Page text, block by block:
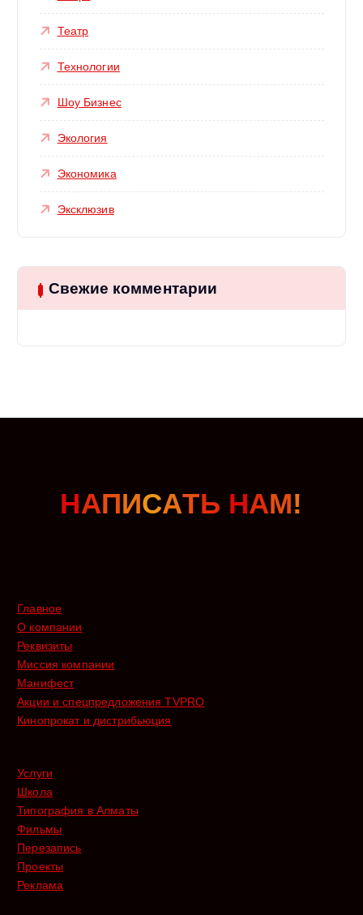
Театр
Технологии
Шоу Бизнес
Экология
Экономика
Эксклюзив
Свежие комментарии
НАПИСАТЬ НАМ!
Главное
О компании
Реквизиты
Миссия компании
Манифест
Акции и спецпредложения TVPRO
Кинопрокат и дистрибьюция
Услуги
Школа
Типография в Алматы
Фильмы
Перезапись
Проекты
Реклама